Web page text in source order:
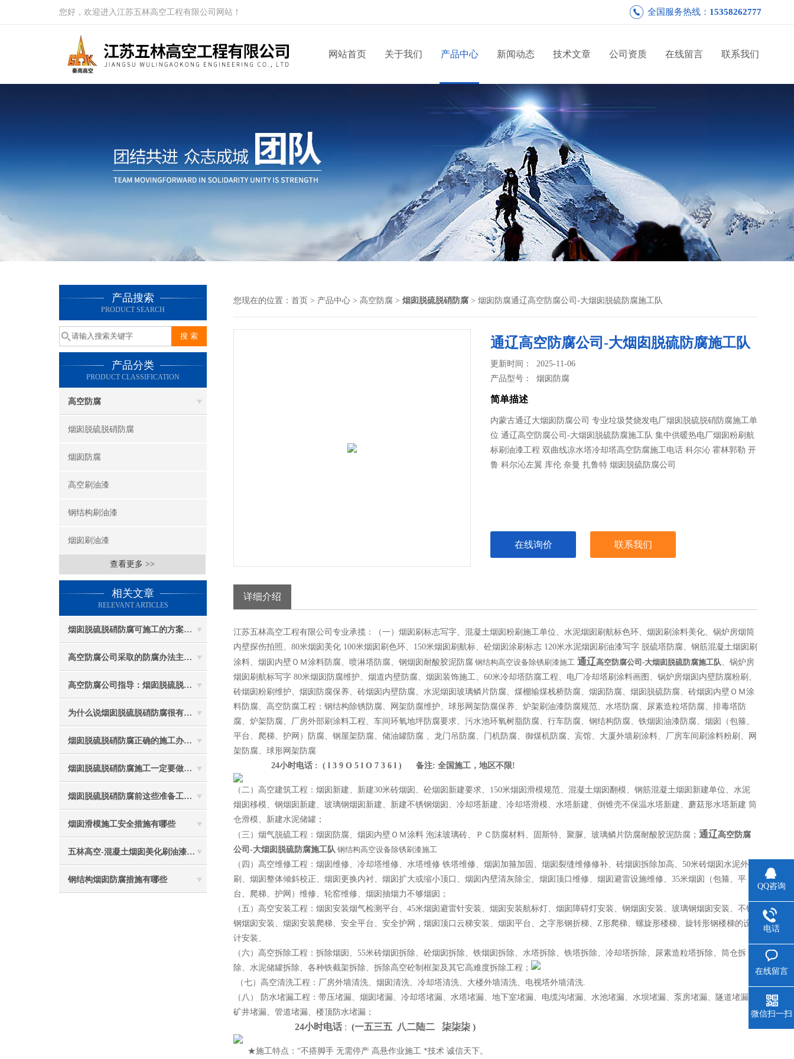
您好，欢迎进入江苏五林高空工程有限公司网站！ 全国服务热线： 15358262777
网站首页 关于我们 产品中心 新闻动态 技术文章 公司资质 在线留言 联系我们
产品搜索
PRODUCT SEARCH
产品分类
PRODUCT CLASSIFICATION
高空防腐
烟囱脱硫脱硝防腐
烟囱防腐
高空刷油漆
钢结构刷油漆
烟囱刷油漆
查看更多 >>
相关文章
RELEVANT ARTICLES
烟囱脱硫脱硝防腐可施工的方案都有哪些？
高空防腐公司采取的防腐办法主要有哪些？
高空防腐公司指导：烟囱脱硫脱硝防腐施工要注意些什么？
为什么说烟囱脱硫脱硝防腐很有必要
烟囱脱硫脱硝防腐正确的施工办法由高空防腐公司说与你听
烟囱脱硫脱硝防腐施工一定要做好防护工作
烟囱脱硫脱硝防腐前这些准备工作要做到位
烟囱滑模施工安全措施有哪些
五林高空-混凝土烟囱美化刷油漆防腐施工
钢结构烟囱防腐措施有哪些
您现在的位置： 首页 > 产品中心 > 高空防腐 > 烟囱脱硫脱硝防腐 > 烟囱防腐通辽高空防腐公司-大烟囱脱硫防腐施工队
通辽高空防腐公司-大烟囱脱硫防腐施工队
更新时间： 2025-11-06
产品型号：烟囱防腐
简单描述
内蒙古通辽大烟囱防腐公司 专业垃圾焚烧发电厂烟囱脱硫脱硝防腐施工单
位 通辽高空防腐公司-大烟囱脱硫防腐施工队 集中供暖热电厂烟囱粉刷航
标刷油漆工程 双曲线凉水塔冷却塔高空防腐施工电话 科尔沁 霍林郭勒 开
鲁 科尔沁左翼 库伦 奈曼 扎鲁特 烟囱脱硫防腐公司
在线询价 联系我们
详细介绍
江苏五林高空工程有限公司专业承揽：（一）烟囱刷标志写字、混凝土烟囱粉刷施工单位、水泥烟囱刷航标色环、烟囱刷涂料美化、锅炉房烟筒
内壁探伤拍照、80米烟囱美化 100米烟囱刷色环、150米烟囱刷航标、砼烟囱涂刷标志 120米水泥烟囱刷油漆写字 脱硫塔防腐、钢筋混凝土烟囱刷
涂料、烟囱内壁ＯＭ涂料防腐、喷淋塔防腐、钢烟囱耐酸胶泥防腐 钢结构高空设备除锈刷漆施工 通辽高空防腐公司-大烟囱脱硫防腐施工队、锅炉房
烟囱刷航标写字 80米烟囱防腐维护、烟道内壁防腐、烟囱装饰施工、60米冷却塔防腐工程、电厂冷却塔刷涂料画图、锅炉房烟囱内壁防腐粉刷、
砖烟囱粉刷维护、烟囱防腐保养、砖烟囱内壁防腐、水泥烟囱玻璃鳞片防腐、煤棚输煤栈桥防腐、烟囱防腐、烟囱脱硫防腐、砖烟囱内壁ＯＭ涂
料防腐、高空防腐工程：钢结构除锈防腐、网架防腐维护、球形网架防腐保养、炉架刷油漆防腐规范、水塔防腐、尿素造粒塔防腐、排毒塔防
腐、炉架防腐、厂房外部刷涂料工程、车间环氧地坪防腐要求、污水池环氧树脂防腐、行车防腐、钢结构防腐、铁烟囱油漆防腐、烟囱（包箍、
平台、爬梯、护网）防腐、钢屋架防腐、储油罐防腐 、龙门吊防腐、门机防腐、御煤机防腐、宾馆、大厦外墙刷涂料、厂房车间刷涂料粉刷、网
架防腐、球形网架防腐
24小时电话 : ( l 3 9 O 5 l O 7 3 6 l ) 备注: 全国施工，地区不限!
（二）高空建筑工程：烟囱新建、新建30米砖烟囱、砼烟囱新建要求、150米烟囱滑模规范、混凝土烟囱翻模、钢筋混凝土烟囱新建单位、水泥
烟囱移模、钢烟囱新建、玻璃钢烟囱新建、新建不锈钢烟囱、冷却塔新建、冷却塔滑模、水塔新建、倒锥壳不保温水塔新建、蘑菇形水塔新建 筒
仓滑模、新建水泥储罐；
（三）烟气脱硫工程：烟囱防腐、烟囱内壁ＯＭ涂料 泡沫玻璃砖、ＰＣ防腐材料、固斯特、聚脲、玻璃鳞片防腐耐酸胶泥防腐； 通辽 高空防腐
公司-大烟囱脱硫防腐施工队 钢结构高空设备除锈刷漆施工
（四）高空维修工程：烟囱维修、冷却塔维修、水塔维修 铁塔维修、烟囱加箍加固、烟囱裂缝维修修补、砖烟囱拆除加高、50米砖烟囱水泥外粉
刷、烟囱整体倾斜校正、烟囱更换内衬、烟囱扩大或缩小顶口、烟囱内壁清灰除尘、烟囱顶口维修、烟囱避雷设施维修、35米烟囱（包箍、平
台、爬梯、护网）维修、轮窑维修、烟囱抽烟力不够烟囱；
（五）高空安装工程：烟囱安装烟气检测平台、45米烟囱避雷针安装、烟囱安装航标灯、烟囱障碍灯安装、钢烟囱安装、玻璃钢烟囱安装、不锈
钢烟囱安装、烟囱安装爬梯、安全平台、安全护网，烟囱顶口云梯安装、烟囱平台、之字形钢折梯、Z形爬梯、螺旋形楼梯、旋转形钢楼梯的设
计安装、
（六）高空拆除工程：拆除烟囱、55米砖烟囱拆除、砼烟囱拆除、铁烟囱拆除、水塔拆除、铁塔拆除、冷却塔拆除、尿素造粒塔拆除、筒仓拆
除、水泥储罐拆除、各种铁截架拆除、拆除高空砼制框架及其它高难度拆除工程；
（七）高空清洗工程：厂房外墙清洗、烟囱清洗、冷却塔清洗、大楼外墙清洗、电视塔外墙清洗.
（八） 防水堵漏工程：带压堵漏、烟囱堵漏、冷却塔堵漏、水塔堵漏、地下室堵漏、电缆沟堵漏、水池堵漏、水坝堵漏、泵房堵漏、隧道堵漏、
矿井堵漏、管道堵漏、楼顶防水堵漏；
24小时电话 : (一五三五 八二陆二 柒柒柒 )
★施工特点：“不搭脚手 无需停产 高悬作业施工 *技术 诚信天下。
QQ咨询
电话
在线留言
微信扫一扫